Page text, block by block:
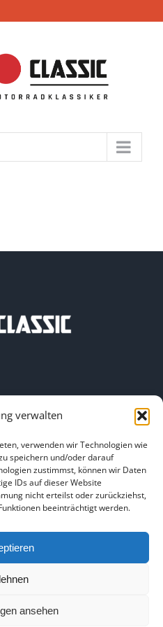
verwalten
verwenden wir Technologien wie
speichern und/oder darauf
zustimmst, können wir Daten
IDs auf dieser Website
nicht erteilst oder zurückziehst,
beeinträchtigt werden.
ansehen
|DATENSCHUTZ
2025